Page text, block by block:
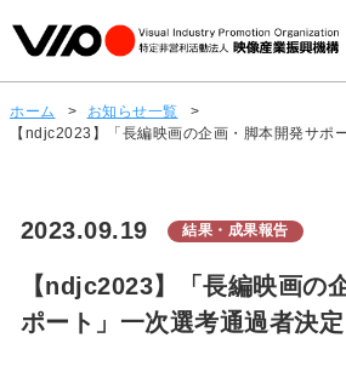
ホーム > お知らせ一覧
>
【ndjc2023】「長編映画の企画・脚本開発サポ
2023.09.19 結果・成果報告
【ndjc2023】「長編映画の
ポート」一次選考通過者決定